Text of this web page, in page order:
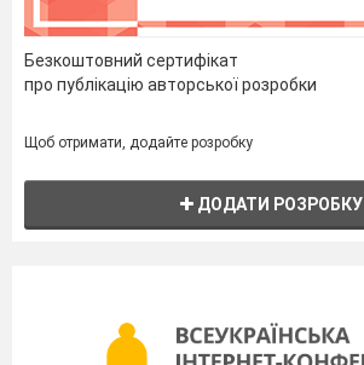
Безкоштовний сертифікат
про публікацію авторської розробки
Щоб отримати, додайте розробку
ДОДАТИ РОЗРОБКУ